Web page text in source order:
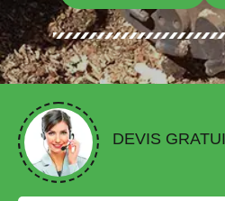
DEVIS